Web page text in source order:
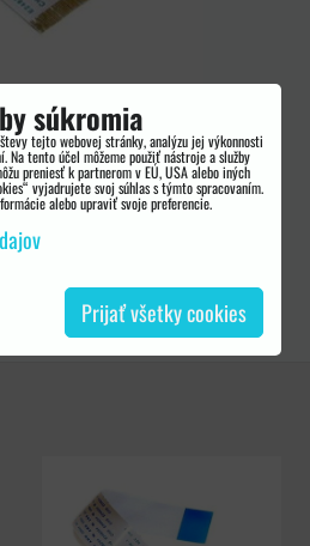
súkromia
tejto webovej stránky, analýzu jej výkonnosti
Na tento účel môžeme použiť nástroje a služby
preniesť k partnerom v EÚ, USA alebo iných
vyjadrujete svoj súhlas s týmto spracovaním.
alebo upraviť svoje preferencie.
Prijať všetky cookies